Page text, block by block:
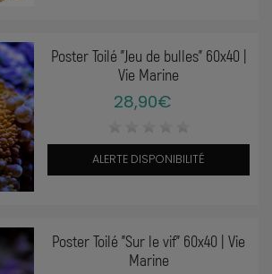
Poster Toilé "Jeu de bulles" 60x40 |
Vie Marine
28,90€
ALERTE DISPONIBILITÉ
Poster Toilé "Sur le vif" 60x40 | Vie
Marine